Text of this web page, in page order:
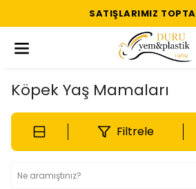
SATIŞLARIMIZ
Köpek Yaş Mamaları
Filtrele